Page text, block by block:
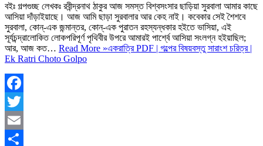
বইঃ গল্পগুচ্ছ লেখকঃ রবীন্দ্রনাথ ঠাকুর আজ সমস্ত বিশ্বসংসার ছাড়িয়া সুরবালা আমার কাছে
আসিয়া দাঁড়াইয়াছে। আজ আমি ছাড়া সুরবালার আর কেহ নাই। কবেকার সেই শৈশবে
সুরবালা, কোন্‌-এক জন্মান্তর, কোন্‌-এক পুরাতন রহস্যন্ধকার হইতে ভাসিয়া, এই
সূর্যচন্দ্রালোকিত লোকপরিপূর্ণ পৃথিবীর উপরে আমারই পার্শ্বে আসিয়া সংলগ্ন হইয়াছিল;
আর, আজ কত… Read More »একরাত্রি PDF | গল্পের বিষয়বস্তু সারাংশ চরিত্র |
Ek Ratri Choto Golpo
Facebook
Twitter
Email